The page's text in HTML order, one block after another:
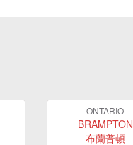
ONTARIO
BRAMPTON
布蘭普頓